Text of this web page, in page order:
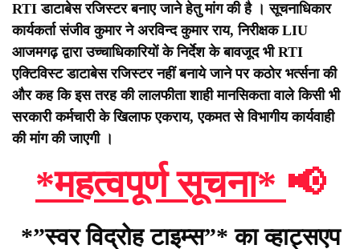
RTI डाटाबेस रजिस्टर बनाए जाने हेतु मांग की है ।सूचनाधिकार
कार्यकर्ता संजीव कुमार ने अरविन्द कुमार राय, निरीक्षक LIU
आजमगढ़ द्वारा उच्चाधिकारियों के निर्देश के बावजूद भी RTI
एक्टिविस्ट डाटाबेस रजिस्टर नहीं बनाये जाने पर कठोर भर्त्सना की
और कह कि इस तरह की लालफीता शाही मानसिकता वाले किसी भी
सरकारी कर्मचारी के खिलाफ एकराय, एकमत से विभागीय कार्यवाही
की मांग की जाएगी ।
*महत्वपूर्ण सूचना* 📢
*”स्वर विद्रोह टाइम्स”* का व्हाट्सएप